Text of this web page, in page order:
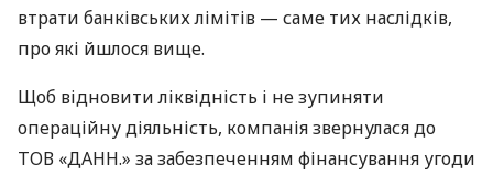
втрати банківських лімітів — саме тих наслідків,
про які йшлося вище.
Щоб відновити ліквідність і не зупиняти
операційну діяльність, компанія звернулася до
ТОВ «ДАНН.» за забезпеченням фінансування угоди